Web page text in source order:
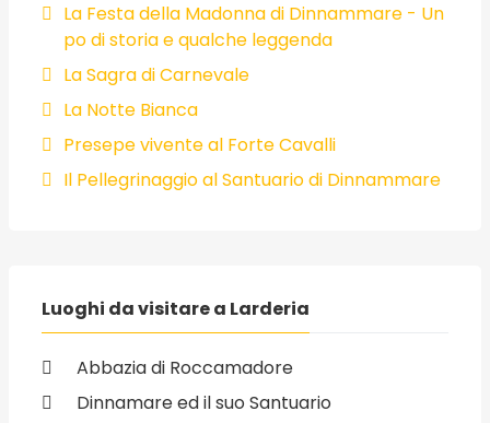
La Festa della Madonna di Dinnammare - Un
po di storia e qualche leggenda
La Sagra di Carnevale
La Notte Bianca
Presepe vivente al Forte Cavalli
Il Pellegrinaggio al Santuario di Dinnammare
Luoghi da visitare a Larderia
Abbazia di Roccamadore
Dinnamare ed il suo Santuario